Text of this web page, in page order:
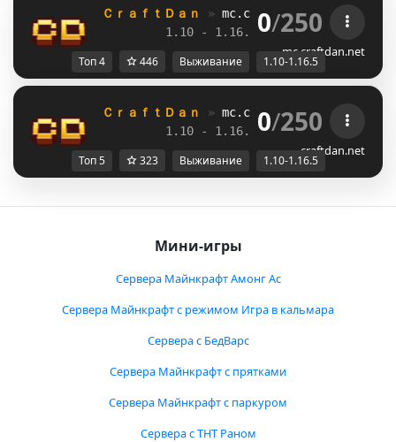
ＣｒａｆｔＤａｎ » mc.craftdan.net //
1.10 - 1.16.5 //
0/250
mc.craftdan.net
Топ 4 446 Выживание 1.10-1.16.5
ＣｒａｆｔＤａｎ » mc.craftdan.net //
1.10 - 1.16.5 //
0/250
craftdan.net
Топ 5 323 Выживание 1.10-1.16.5
Мини-игры
Сервера Майнкрафт Амонг Ас
Сервера Майнкрафт с режимом Игра в кальмара
Сервера с БедВарс
Сервера Майнкрафт с прятками
Сервера Майнкрафт с паркуром
Сервера с ТНТ Раном